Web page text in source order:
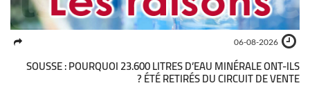
06-08-2026
SOUSSE : POURQUOI 23.600 LITRES D’EAU MINÉRALE ONT-ILS
ÉTÉ RETIRÉS DU CIRCUIT DE VENTE ?